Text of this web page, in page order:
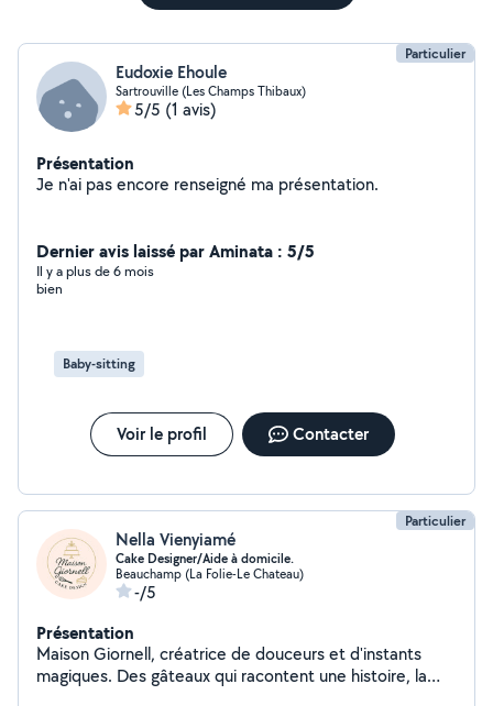
Particulier
Eudoxie Ehoule
Sartrouville (Les Champs Thibaux)
5/5 (1 avis)
Présentation
Je n'ai pas encore renseigné ma présentation.
Dernier avis laissé par Aminata : 5/5
Il y a plus de 6 mois
bien
Baby-sitting
Voir le profil Contacter
Particulier
Nella Vienyiamé
Cake Designer/Aide à domicile.
Beauchamp (La Folie-Le Chateau)
-/5
Présentation
Maison Giornell, créatrice de douceurs et d'instants
magiques. Des gâteaux qui racontent une histoire, la